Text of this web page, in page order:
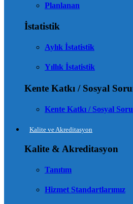
Planlanan
İstatistik
Aylık İstatistik
Yıllık İstatistik
Kente Katkı / Sosyal
Kente Katkı / Sosyal
Kalite ve Akreditasyon
Kalite & Akreditasyon
Tanıtım
Hizmet Standartlarımız